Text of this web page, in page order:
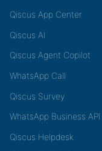
Qiscus App Center
Qiscus AI
Qiscus Agent Copilot
WhatsApp Call
Qiscus Survey
WhatsApp Business API
Qiscus Helpdesk